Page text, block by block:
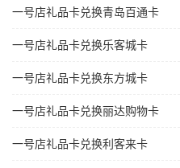
一号店礼品卡兑换青岛百通卡
一号店礼品卡兑换乐客城卡
一号店礼品卡兑换东方城卡
一号店礼品卡兑换丽达购物卡
一号店礼品卡兑换利客来卡